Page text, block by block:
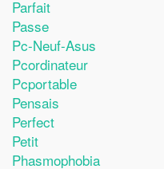
Parfait
Passe
Pc-Neuf-Asus
Pcordinateur
Pcportable
Pensais
Perfect
Petit
Phasmophobia